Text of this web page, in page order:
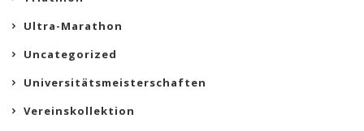
Ultra-Marathon
Uncategorized
Universitätsmeisterschaften
Vereinskollektion